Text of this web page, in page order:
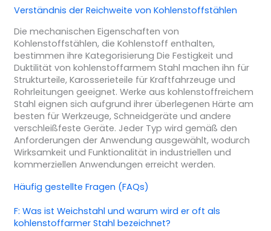
Verständnis der Reichweite von Kohlenstoffstählen
Die mechanischen Eigenschaften von
Kohlenstoffstählen, die Kohlenstoff enthalten,
bestimmen ihre Kategorisierung Die Festigkeit und
Duktilität von kohlenstoffarmem Stahl machen ihn für
Strukturteile, Karosserieteile für Kraftfahrzeuge und
Rohrleitungen geeignet. Werke aus kohlenstoffreichem
Stahl eignen sich aufgrund ihrer überlegenen Härte am
besten für Werkzeuge, Schneidgeräte und andere
verschleißfeste Geräte. Jeder Typ wird gemäß den
Anforderungen der Anwendung ausgewählt, wodurch
Wirksamkeit und Funktionalität in industriellen und
kommerziellen Anwendungen erreicht werden.
Häufig gestellte Fragen (FAQs)
F: Was ist Weichstahl und warum wird er oft als
kohlenstoffarmer Stahl bezeichnet?